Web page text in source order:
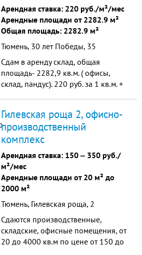
Арендная ставка: 220 руб./м²/мес
Арендные площади от 2282.9 м²
Общая площадь: 2282.9 м²
Тюмень, 30 лет Победы, 35
Сдам в аренду склад, общая
площадь- 2282,9 кв.м. ( офисы,
склад, пандус). 220 руб. за 1 кв.м. +
"Тюменьмолоко")
Гилевская роща 2, офисно-
производственный
комплекс
Арендная ставка: 150 ‒ 350 руб./
м²/мес
Арендные площади от 20 м² до
2000 м²
Тюмень, Гилевская роща, 2
Сдаются производственные,
складские, офисные помещения, от
20 до 4000 кв.м по цене от 150 до